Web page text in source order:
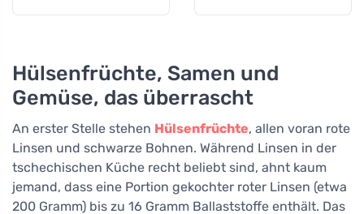
Hülsenfrüchte, Samen und
Gemüse, das überrascht
An erster Stelle stehen Hülsenfrüchte, allen voran rote
Linsen und schwarze Bohnen. Während Linsen in der
tschechischen Küche recht beliebt sind, ahnt kaum
jemand, dass eine Portion gekochter roter Linsen (etwa
200 Gramm) bis zu 16 Gramm Ballaststoffe enthält. Das